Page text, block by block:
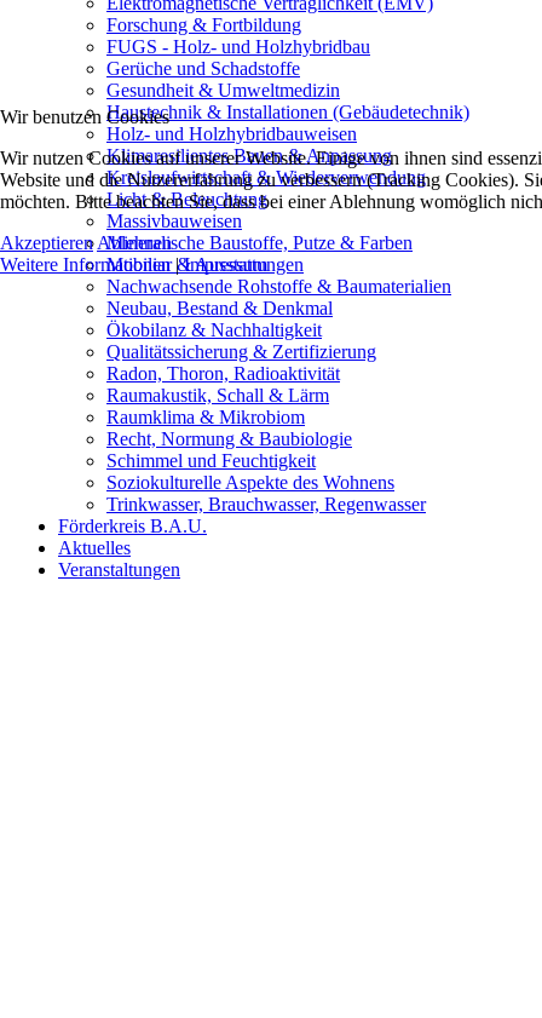
Forschung & Fortbildung
FUGS - Holz- und Holzhybridbau
Gerüche und Schadstoffe
Gesundheit & Umweltmedizin
Haustechnik & Installationen (Gebäudetechnik)
Holz- und Holzhybridbauweisen
Klimaresilientes Bauen & Anpassung
Kreislaufwirtschaft & Wiederverwendung
Licht & Beleuchtung
Massivbauweisen
Mineralische Baustoffe, Putze & Farben
Mobiliar & Ausstattungen
Nachwachsende Rohstoffe & Baumaterialien
Neubau, Bestand & Denkmal
Ökobilanz & Nachhaltigkeit
Qualitätssicherung & Zertifizierung
Radon, Thoron, Radioaktivität
Raumakustik, Schall & Lärm
Raumklima & Mikrobiom
Recht, Normung & Baubiologie
Schimmel und Feuchtigkeit
Soziokulturelle Aspekte des Wohnens
Trinkwasser, Brauchwasser, Regenwasser
Förderkreis B.A.U.
Aktuelles
Veranstaltungen
Wir benutzen Cookies
Wir nutzen Cookies auf unserer Website. Einige von ihnen sind
Website und die Nutzererfahrung zu verbessern (Tracking Cookies).
möchten. Bitte beachten Sie, dass bei einer Ablehnung womöglich
Akzeptieren Ablehnen
Weitere Informationen|Impressum